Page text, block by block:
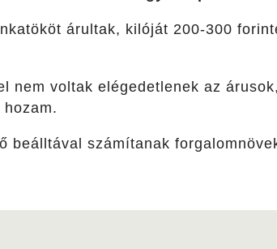
árultak, kilóját 200-300
nem voltak elégedetlenek az
beálltával számítanak